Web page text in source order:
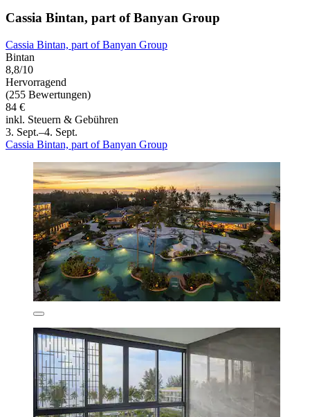
Cassia Bintan, part of Banyan Group
Cassia Bintan, part of Banyan Group
Bintan
8,8/10
Hervorragend
(255 Bewertungen)
84 €
inkl. Steuern & Gebühren
3. Sept.–4. Sept.
Cassia Bintan, part of Banyan Group